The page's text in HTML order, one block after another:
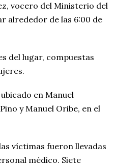
vocero del Ministerio del
alrededor de las 6:00 de
del lugar, compuestas
en Manuel
y Manuel Oribe, en el
víctimas fueron llevadas
médico. Siete